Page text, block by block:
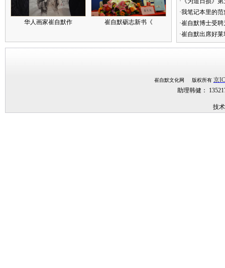
华人画家崔自默作 崔自默砺志新书《
·我笔记本里的
·崔自默博士受
·崔自默出席好
崔自默文化网 版权所有 京
助理韩健：
技